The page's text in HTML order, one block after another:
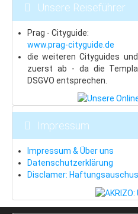
Janov
Adlergebirge
Last Minute
Beskiden
Last Minute
Schneeinfo
Unsere Reiseführer
Prag - Cityguide:
www.prag-cityguide.de
die weiteren Cityguides
zuerst ab - da die
DSGVO entsprechen.
Impressum
Impressum & Über uns
Datenschutzerklärung
Disclamer: